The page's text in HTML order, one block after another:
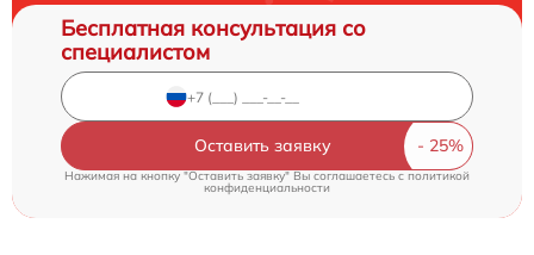
Бесплатная консультация со
специалистом
Оставить заявку
Нажимая на кнопку "Оставить заявку" Вы соглашаетесь cполитикой
конфиденциальности